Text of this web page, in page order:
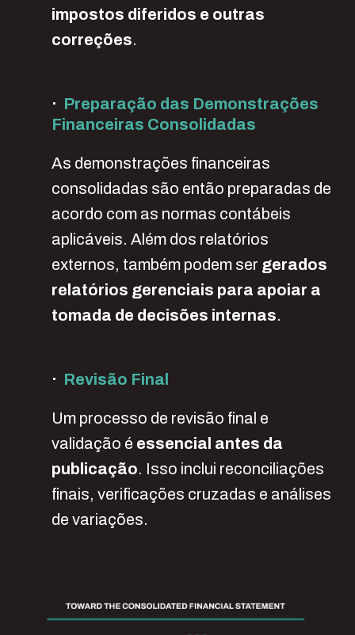
impostos diferidos e outras
correções.
· Preparação das Demonstrações
Financeiras Consolidadas
As demonstrações financeiras
consolidadas são então preparadas de
acordo com as normas contábeis
aplicáveis. Além dos relatórios
externos, também podem ser gerados
relatórios gerenciais para apoiar a
tomada de decisões internas.
· Revisão Final
Um processo de revisão final e
validação é essencial antes da
publicação. Isso inclui reconciliações
finais, verificações cruzadas e análises
de variações.